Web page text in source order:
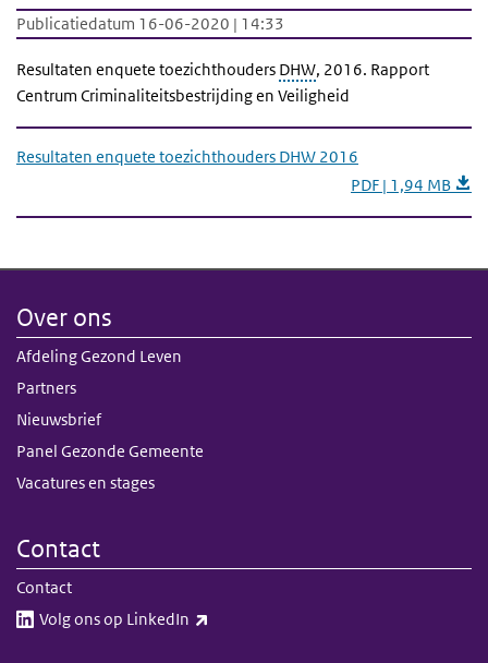
Publicatiedatum 16-06-2020 | 14:33
Resultaten enquete toezichthouders DHW, 2016. Rapport
Centrum Criminaliteitsbestrijding en Veiligheid
Resultaten enquete toezichthouders DHW 2016
PDF | 1,94 MB
Over ons
Afdeling Gezond Leven
Partners
Nieuwsbrief
Panel Gezonde Gemeente
Vacatures en stages
Contact
Contact
Volg ons op LinkedIn​​